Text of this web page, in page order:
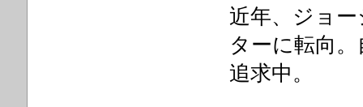
近年、ジョ
ターに転向
追求中。